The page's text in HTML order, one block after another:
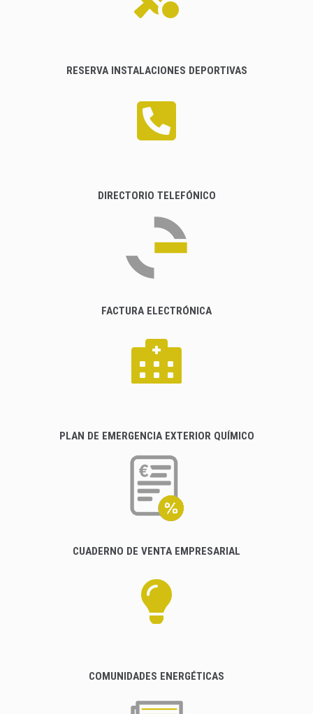
RESERVA INSTALACIONES DEPORTIVAS
DIRECTORIO TELEFÓNICO
FACTURA ELECTRÓNICA
PLAN DE EMERGENCIA EXTERIOR QUÍMICO
CUADERNO DE VENTA EMPRESARIAL
COMUNIDADES ENERGÉTICAS